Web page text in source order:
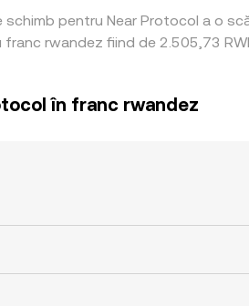
schimb pentru Near Protocol a o
rwandez fiind de 2.505,73
în franc rwandez